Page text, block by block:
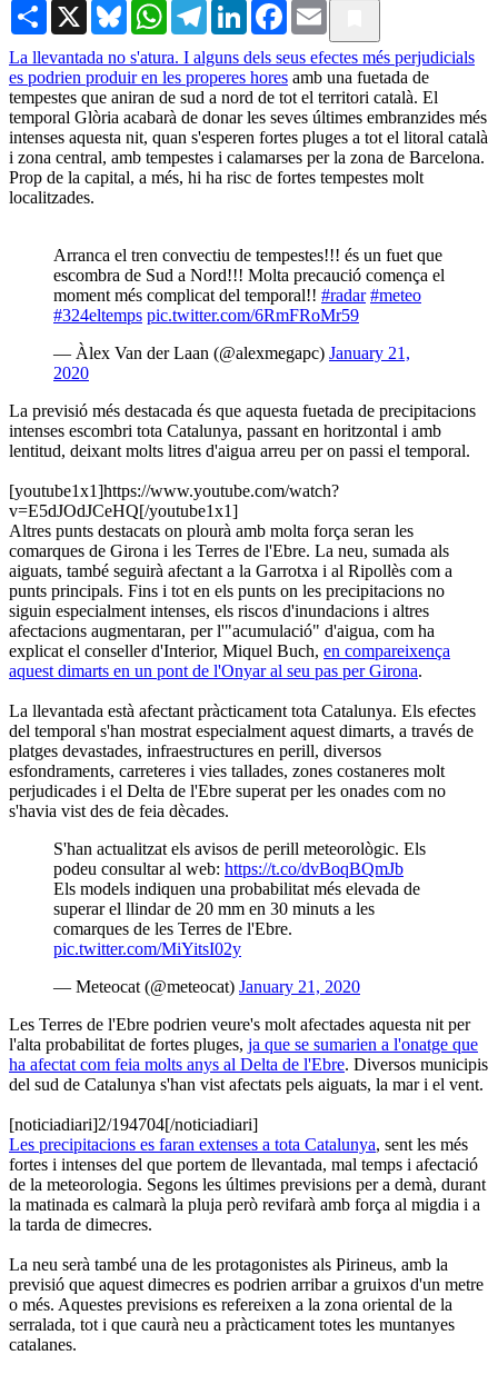
Share X BlueskyWhatsAppTelegramLinkedInFacebook
Email
La llevantada no s'atura. I alguns dels seus efectes més perjudicials
es podrien produir en les properes hores amb una fuetada de
tempestes que aniran de sud a nord de tot el territori català. El
temporal Glòria acabarà de donar les seves últimes embranzides més
intenses aquesta nit, quan s'esperen fortes pluges a tot el litoral català
i zona central, amb tempestes i calamarses per la zona de Barcelona.
Prop de la capital, a més, hi ha risc de fortes tempestes molt
localitzades.
Arranca el tren convectiu de tempestes!!! és un fuet que
escombra de Sud a Nord!!! Molta precaució comença el
moment més complicat del temporal!! #radar #meteo
#324eltemps pic.twitter.com/6RmFRoMr59
— Àlex Van der Laan (@alexmegapc) January 21,
2020
La previsió més destacada és que aquesta fuetada de precipitacions
intenses escombri tota Catalunya, passant en horitzontal i amb
lentitud, deixant molts litres d'aigua arreu per on passi el temporal.
[youtube1x1]https://www.youtube.com/watch?
v=E5dJOdJCeHQ[/youtube1x1]
Altres punts destacats on plourà amb molta força seran les
comarques de Girona i les Terres de l'Ebre. La neu, sumada als
aiguats, també seguirà afectant a la Garrotxa i al Ripollès com a
punts principals. Fins i tot en els punts on les precipitacions no
siguin especialment intenses, els riscos d'inundacions i altres
afectacions augmentaran, per l'"acumulació" d'aigua, com ha
explicat el conseller d'Interior, Miquel Buch, en compareixença
aquest dimarts en un pont de l'Onyar al seu pas per Girona.
La llevantada està afectant pràcticament tota Catalunya. Els efectes
del temporal s'han mostrat especialment aquest dimarts, a través de
platges devastades, infraestructures en perill, diversos
esfondraments, carreteres i vies tallades, zones costaneres molt
perjudicades i el Delta de l'Ebre superat per les onades com no
s'havia vist des de feia dècades.
S'han actualitzat els avisos de perill meteorològic. Els
podeu consultar al web: https://t.co/dvBoqBQmJb
Els models indiquen una probabilitat més elevada de
superar el llindar de 20 mm en 30 minuts a les
comarques de les Terres de l'Ebre.
pic.twitter.com/MiYitsI02y
— Meteocat (@meteocat) January 21, 2020
Les Terres de l'Ebre podrien veure's molt afectades aquesta nit per
l'alta probabilitat de fortes pluges, ja que se sumarien a l'onatge que
ha afectat com feia molts anys al Delta de l'Ebre. Diversos municipis
del sud de Catalunya s'han vist afectats pels aiguats, la mar i el vent.
[noticiadiari]2/194704[/noticiadiari]
Les precipitacions es faran extenses a tota Catalunya, sent les més
fortes i intenses del que portem de llevantada, mal temps i afectació
de la meteorologia. Segons les últimes previsions per a demà, durant
la matinada es calmarà la pluja però revifarà amb força al migdia i a
la tarda de dimecres.
La neu serà també una de les protagonistes als Pirineus, amb la
previsió que aquest dimecres es podrien arribar a gruixos d'un metre
o més. Aquestes previsions es refereixen a la zona oriental de la
serralada, tot i que caurà neu a pràcticament totes les muntanyes
catalanes.